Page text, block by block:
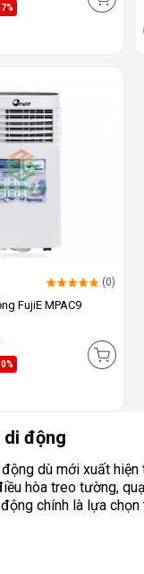
(0)
FujiE MPAC9
di động
dù mới xuất
hòa treo tường,
chính là lựa chọn